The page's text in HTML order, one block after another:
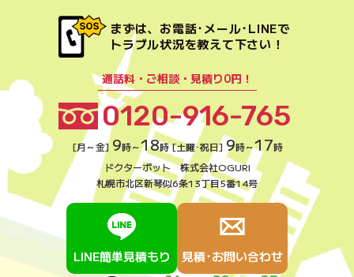
まずは、お電話･メール･LINEで
トラブル状況を教えて下さい！
通話料・ご相談・見積り0円！
0120-916-765
[月～金] 9時～18時 [土曜･祝日] 9時～17時
ドクターポット 株式会社OGURI
札幌市北区新琴似6条13丁目5番14号
LINE簡単見積もり 見積･お問い合わせ